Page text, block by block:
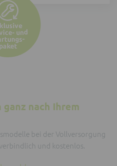
und
paket
nach Ihrem
bei der Vollversorgung
und kostenlos.